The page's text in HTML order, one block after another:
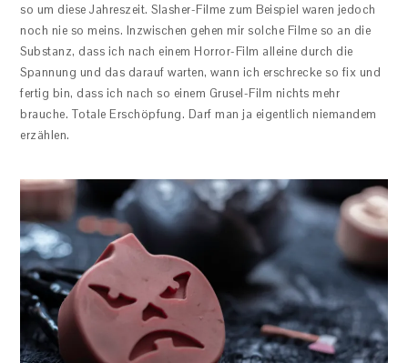
so um diese Jahreszeit. Slasher-Filme zum Beispiel waren jedoch
noch nie so meins. Inzwischen gehen mir solche Filme so an die
Substanz, dass ich nach einem Horror-Film alleine durch die
Spannung und das darauf warten, wann ich erschrecke so fix und
fertig bin, dass ich nach so einem Grusel-Film nichts mehr
brauche. Totale Erschöpfung. Darf man ja eigentlich niemandem
erzählen.